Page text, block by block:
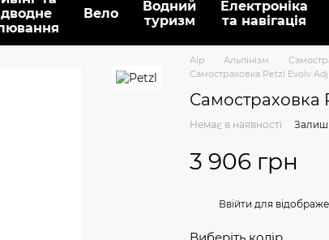
Вело
Водний
туризм
Електроніка
та навігація
Alp Альпінізм
Самостраховка Petzl Evolv
Самостраховка
Немає в наявності
3 906 грн
Ввійти для